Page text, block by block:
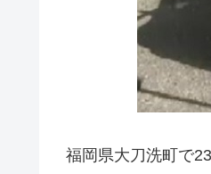
福岡県大刀洗町で